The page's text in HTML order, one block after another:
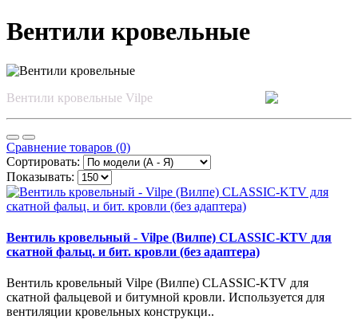
Вентили кровельные
Вентили кровельные Vilpe
Сравнение товаров (0)
Сортировать:
Показывать:
Вентиль кровельный - Vilpe (Вилпе) CLASSIC-KTV для
скатной фальц. и бит. кровли (без адаптера)
Вентиль кровельный Vilpe (Вилпе) CLASSIC-KTV для
скатной фальцевой и битумной кровли. Используется для
вентиляции кровельных конструкци..